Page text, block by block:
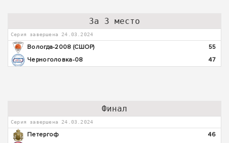
За 3 место
Серия завершена 24.03.2024
Вологда-2008 (СШОР)
55
Черноголовка-08
47
Финал
Серия завершена 24.03.2024
Петергоф
46